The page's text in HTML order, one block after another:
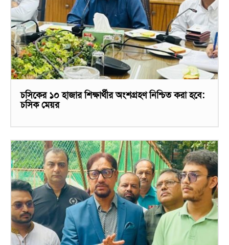
চসিকের ১০ হাজার শিক্ষার্থীর অংশগ্রহণ নিশ্চিত করা হবে:
চসিক মেয়র